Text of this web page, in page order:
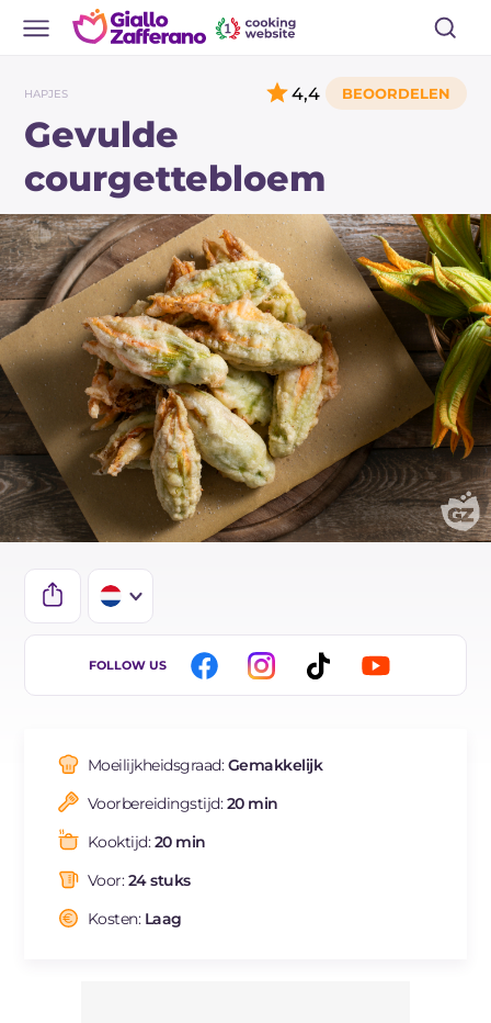
HAPJES
Gevulde
courgettebloem
4,4
IT
BR
FR
DE
FOLLOW US
Moeilijkheidsgraad:Gemakkelijk
Voorbereidingstijd:20 min
Kooktijd:20 min
Voor:24 stuks
Kosten: Laag